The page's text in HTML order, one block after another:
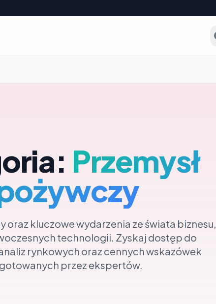
Przemysł
oraz kluczowe wydarzenia ze świata biznesu,
technologii. Zyskaj dostęp do
rynkowych oraz cennych wskazówek
przez ekspertów.